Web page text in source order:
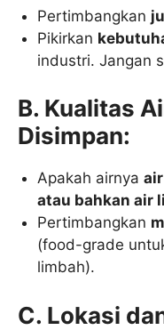
Pertimbangkan
Pikirkan
industri. Jangan
B. Kualitas
Disimpan:
Apakah airnya
atau bahkan air
Pertimbangkan
(food-grade
limbah).
C. Lokasi